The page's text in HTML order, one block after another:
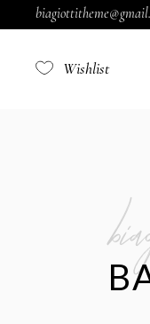
Wishlist